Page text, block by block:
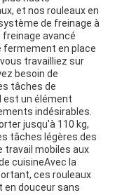
et nos rouleaux en
de freinage à
avancé
fermement en place
travailliez sur
besoin de
tâches de
est un élément
indésirables.
jusqu'à 110 kg,
tâches légères.des
travail mobiles aux
cuisineAvec la
ces rouleaux
en douceur sans